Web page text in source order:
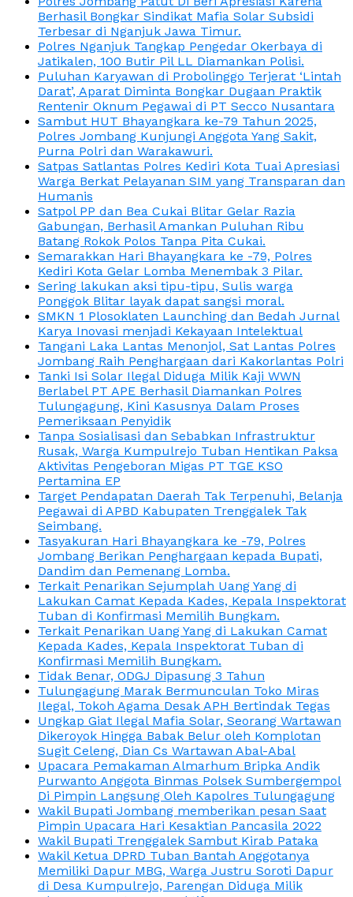
Berhasil Bongkar Sindikat Mafia Solar Subsidi
Terbesar di Nganjuk Jawa Timur.
Polres Nganjuk Tangkap Pengedar Okerbaya di
Jatikalen, 100 Butir Pil LL Diamankan Polisi.
Puluhan Karyawan di Probolinggo Terjerat ‘Lintah
Darat’, Aparat Diminta Bongkar Dugaan Praktik
Rentenir Oknum Pegawai di PT Secco Nusantara
Sambut HUT Bhayangkara ke-79 Tahun 2025,
Polres Jombang Kunjungi Anggota Yang Sakit,
Purna Polri dan Warakawuri.
Satpas Satlantas Polres Kediri Kota Tuai Apresiasi
Warga Berkat Pelayanan SIM yang Transparan dan
Humanis
Satpol PP dan Bea Cukai Blitar Gelar Razia
Gabungan, Berhasil Amankan Puluhan Ribu
Batang Rokok Polos Tanpa Pita Cukai.
Semarakkan Hari Bhayangkara ke -79, Polres
Kediri Kota Gelar Lomba Menembak 3 Pilar.
Sering lakukan aksi tipu-tipu, Sulis warga
Ponggok Blitar layak dapat sangsi moral.
SMKN 1 Plosoklaten Launching dan Bedah Jurnal
Karya Inovasi menjadi Kekayaan Intelektual
Tangani Laka Lantas Menonjol, Sat Lantas Polres
Jombang Raih Penghargaan dari Kakorlantas Polri
Tanki Isi Solar Ilegal Diduga Milik Kaji WWN
Berlabel PT APE Berhasil Diamankan Polres
Tulungagung, Kini Kasusnya Dalam Proses
Pemeriksaan Penyidik
Tanpa Sosialisasi dan Sebabkan Infrastruktur
Rusak, Warga Kumpulrejo Tuban Hentikan Paksa
Aktivitas Pengeboran Migas PT TGE KSO
Pertamina EP
Target Pendapatan Daerah Tak Terpenuhi, Belanja
Pegawai di APBD Kabupaten Trenggalek Tak
Seimbang.
Tasyakuran Hari Bhayangkara ke -79, Polres
Jombang Berikan Penghargaan kepada Bupati,
Dandim dan Pemenang Lomba.
Terkait Penarikan Sejumplah Uang Yang di
Lakukan Camat Kepada Kades, Kepala Inspektorat
Tuban di Konfirmasi Memilih Bungkam.
Terkait Penarikan Uang Yang di Lakukan Camat
Kepada Kades, Kepala Inspektorat Tuban di
Konfirmasi Memilih Bungkam.
Tidak Benar, ODGJ Dipasung 3 Tahun
Tulungagung Marak Bermunculan Toko Miras
Ilegal, Tokoh Agama Desak APH Bertindak Tegas
Ungkap Giat Ilegal Mafia Solar, Seorang Wartawan
Dikeroyok Hingga Babak Belur oleh Komplotan
Sugit Celeng, Dian Cs Wartawan Abal-Abal
Upacara Pemakaman Almarhum Bripka Andik
Purwanto Anggota Binmas Polsek Sumbergempol
Di Pimpin Langsung Oleh Kapolres Tulungagung
Wakil Bupati Jombang memberikan pesan Saat
Pimpin Upacara Hari Kesaktian Pancasila 2022
Wakil Bupati Trenggalek Sambut Kirab Pataka
Wakil Ketua DPRD Tuban Bantah Anggotanya
Memiliki Dapur MBG, Warga Justru Soroti Dapur
di Desa Kumpulrejo, Parengan Diduga Milik